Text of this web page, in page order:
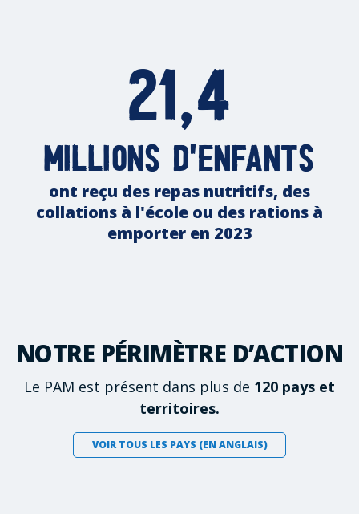
21,4
millions d'enfants
ont reçu des repas nutritifs, des
collations à l'école ou des rations à
emporter en 2023
NOTRE PÉRIMÈTRE D’ACTION
Le PAM est présent dans plus de 120 pays et
territoires.
VOIR TOUS LES PAYS (EN ANGLAIS)